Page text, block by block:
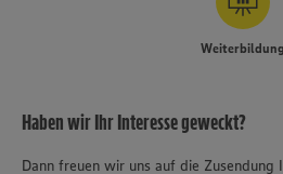
Weiterbildung
Haben wir Ihr Interesse geweckt?
Dann freuen wir uns auf die Zusendung